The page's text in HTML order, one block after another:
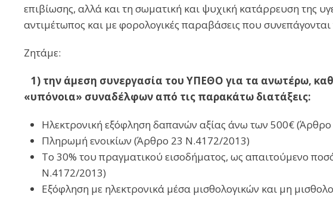
επιβίωσης, αλλά και τη σωματική και ψυχική κατάρρευση της
αντιμέτωπος και με φορολογικές παραβάσεις που
Ζητάμε:
1) την άμεση συνεργασία του ΥΠΕΘΟ για τα ανωτέρω,
«υπόνοια» συναδέλφων από τις παρακάτω διατάξεις:
Ηλεκτρονική εξόφληση δαπανών αξίας άνω των 500€
Πληρωμή ενοικίων (Άρθρο 23 Ν.4172/2013)
Το 30% του πραγματικού εισοδήματος, ως απαιτούμενο
Ν.4172/2013)
Εξόφληση με ηλεκτρονικά μέσα μισθολογικών και μη